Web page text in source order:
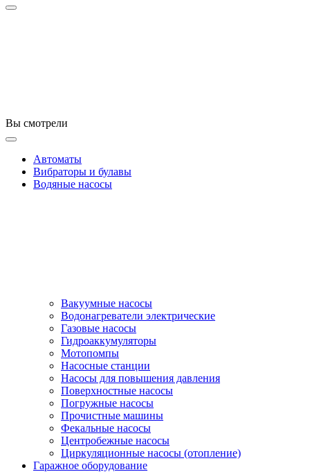
Вы смотрели
Автоматы
Вибраторы и булавы
Водяные насосы
Вакуумные насосы
Водонагреватели электрические
Газовые насосы
Гидроаккумуляторы
Мотопомпы
Насосные станции
Насосы для повышения давления
Поверхностные насосы
Погружные насосы
Прочистные машины
Фекальные насосы
Центробежные насосы
Циркуляционные насосы (отопление)
Гаражное оборудование